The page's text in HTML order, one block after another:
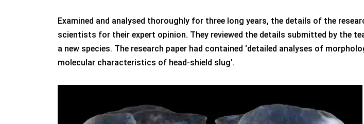
Examined and analysed thoroughly for three long years, the details of the
scientists for their expert opinion. They reviewed the details submitted by the
a new species. The research paper had contained ‘detailed analyses of
molecular characteristics of head-shield slug’.